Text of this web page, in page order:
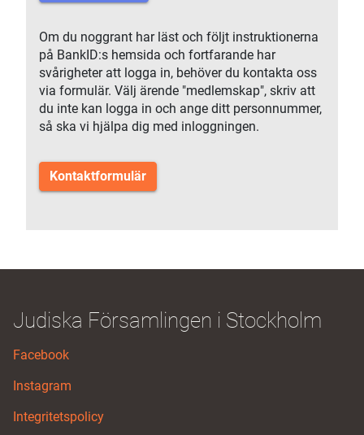
Om du noggrant har läst och följt instruktionerna
på BankID:s hemsida och fortfarande har
svårigheter att logga in, behöver du kontakta oss
via formulär. Välj ärende "medlemskap", skriv att
du inte kan logga in och ange ditt personnummer,
så ska vi hjälpa dig med inloggningen.
Kontaktformulär
Judiska Församlingen i Stockholm
Facebook
Instagram
Integritetspolicy